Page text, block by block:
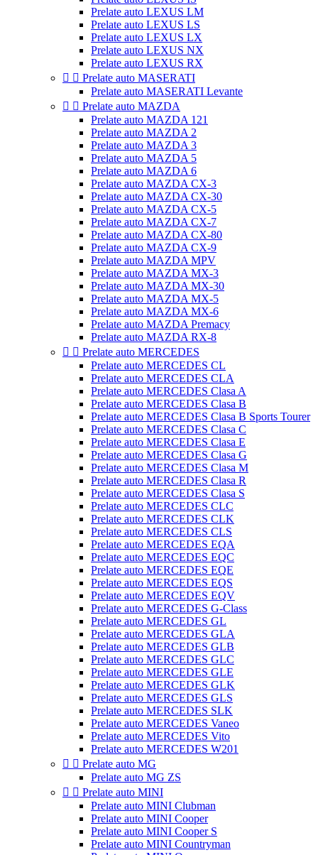
Prelate auto LEXUS LM
Prelate auto LEXUS LS
Prelate auto LEXUS LX
Prelate auto LEXUS NX
Prelate auto LEXUS RX
  Prelate auto MASERATI
Prelate auto MASERATI Levante
  Prelate auto MAZDA
Prelate auto MAZDA 121
Prelate auto MAZDA 2
Prelate auto MAZDA 3
Prelate auto MAZDA 5
Prelate auto MAZDA 6
Prelate auto MAZDA CX-3
Prelate auto MAZDA CX-30
Prelate auto MAZDA CX-5
Prelate auto MAZDA CX-7
Prelate auto MAZDA CX-80
Prelate auto MAZDA CX-9
Prelate auto MAZDA MPV
Prelate auto MAZDA MX-3
Prelate auto MAZDA MX-30
Prelate auto MAZDA MX-5
Prelate auto MAZDA MX-6
Prelate auto MAZDA Premacy
Prelate auto MAZDA RX-8
  Prelate auto MERCEDES
Prelate auto MERCEDES CL
Prelate auto MERCEDES CLA
Prelate auto MERCEDES Clasa A
Prelate auto MERCEDES Clasa B
Prelate auto MERCEDES Clasa B Sports Tourer
Prelate auto MERCEDES Clasa C
Prelate auto MERCEDES Clasa E
Prelate auto MERCEDES Clasa G
Prelate auto MERCEDES Clasa M
Prelate auto MERCEDES Clasa R
Prelate auto MERCEDES Clasa S
Prelate auto MERCEDES CLC
Prelate auto MERCEDES CLK
Prelate auto MERCEDES CLS
Prelate auto MERCEDES EQA
Prelate auto MERCEDES EQC
Prelate auto MERCEDES EQE
Prelate auto MERCEDES EQS
Prelate auto MERCEDES EQV
Prelate auto MERCEDES G-Class
Prelate auto MERCEDES GL
Prelate auto MERCEDES GLA
Prelate auto MERCEDES GLB
Prelate auto MERCEDES GLC
Prelate auto MERCEDES GLE
Prelate auto MERCEDES GLK
Prelate auto MERCEDES GLS
Prelate auto MERCEDES SLK
Prelate auto MERCEDES Vaneo
Prelate auto MERCEDES Vito
Prelate auto MERCEDES W201
  Prelate auto MG
Prelate auto MG ZS
  Prelate auto MINI
Prelate auto MINI Clubman
Prelate auto MINI Cooper
Prelate auto MINI Cooper S
Prelate auto MINI Countryman